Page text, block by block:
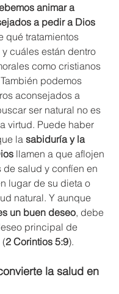
animar a
a pedir a Dios
qué tratamientos
cuáles están dentro
como cristianos
podemos
aconsejados a
ser natural no es
virtud. Puede haber
la sabiduría y la
llamen a que aflojen
de salud y confíen en
lugar de su dieta o
natural. Y aunque
un buen deseo, debe
principal de
(2 Corintios 5:9).
la salud en